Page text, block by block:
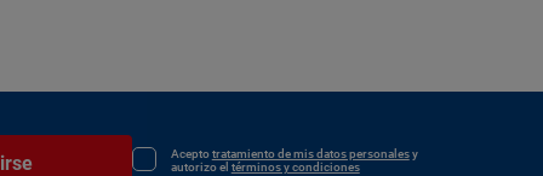
Aceptotratamiento de mis datos personalesy
autorizo el términos y condiciones